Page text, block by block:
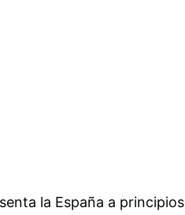
la España a principios